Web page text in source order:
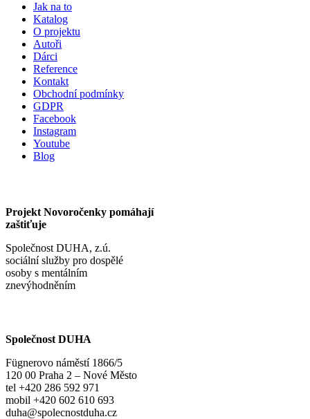
Jak na to
Katalog
O projektu
Autoři
Dárci
Reference
Kontakt
Obchodní podmínky
GDPR
Facebook
Instagram
Youtube
Blog
Projekt Novoročenky pomáhají
zaštiťuje
Společnost DUHA, z.ú.
sociální služby pro dospělé
osoby s mentálním
znevýhodněním
Společnost DUHA
Fügnerovo náměstí 1866/5
120 00 Praha 2 – Nové Město
tel +420 286 592 971
mobil +420 602 610 693
duha@spolecnostduha.cz